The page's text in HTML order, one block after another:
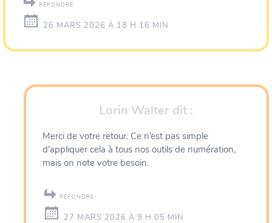
RÉPONDRE
26 MARS 2026 À 18 H 16 MIN
Lorin Walter dit :
Merci de votre retour. Ce n’est pas simple
d’appliquer cela à tous nos outils de numération,
mais on note votre besoin.
RÉPONDRE
27 MARS 2026 À 9 H 05 MIN